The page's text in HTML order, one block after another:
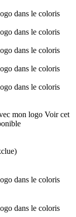
mon logo Voir cet